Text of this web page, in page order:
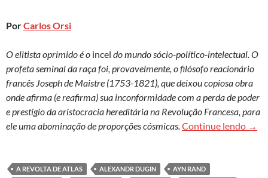
PorCarlos Orsi
O elitista oprimido é o incel do mundo sócio-político-intelectual. O
profeta seminal da raça foi, provavelmente, o filósofo reacionário
francês Joseph de Maistre (1753-1821), que deixou copiosa obra
onde afirma (e reafirma) sua inconformidade com a perda de poder
e prestígio da aristocracia hereditária na Revolução Francesa, para
ele uma abominação de proporções cósmicas.Continue lendo O
→
A REVOLTA DE ATLAS ALEXANDR DUGIN
AYN RAND